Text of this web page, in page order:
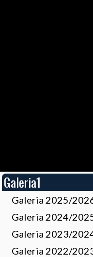
Galeria1
Galeria 2025/
Galeria 2024/
Galeria 2023/
Galeria 2022/